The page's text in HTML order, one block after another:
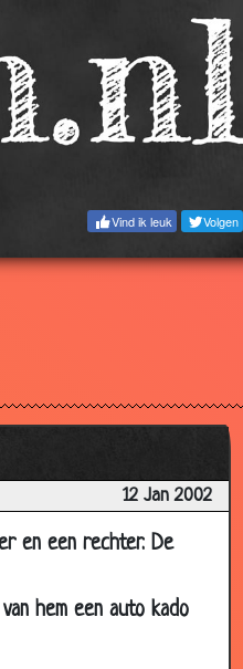
Vind ik leuk Volgen
12 Jan 2002
en een rechter. De
hem een auto kado
3.57
2.98
3.40
3.29
3.47
2.75
3.35